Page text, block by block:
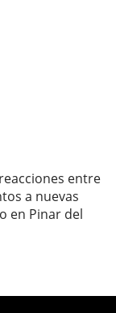
entre
a nuevas
en Pinar del